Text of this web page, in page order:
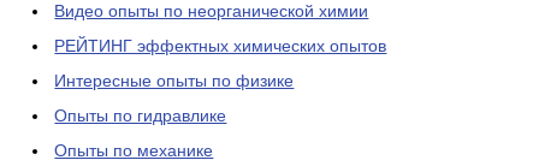
Видео опыты по неорганической химии
РЕЙТИНГ эффектных химических опытов
Интересные опыты по физике
Опыты по гидравлике
Опыты по механике